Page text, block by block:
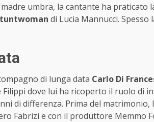
umbra, la cantante ha praticato
di Lucia Mannucci.
di lunga data Carlo Di
dove lui ha ricoperto il ruolo di
di differenza. Prima del
Fabrizi e con il produttore Memmo